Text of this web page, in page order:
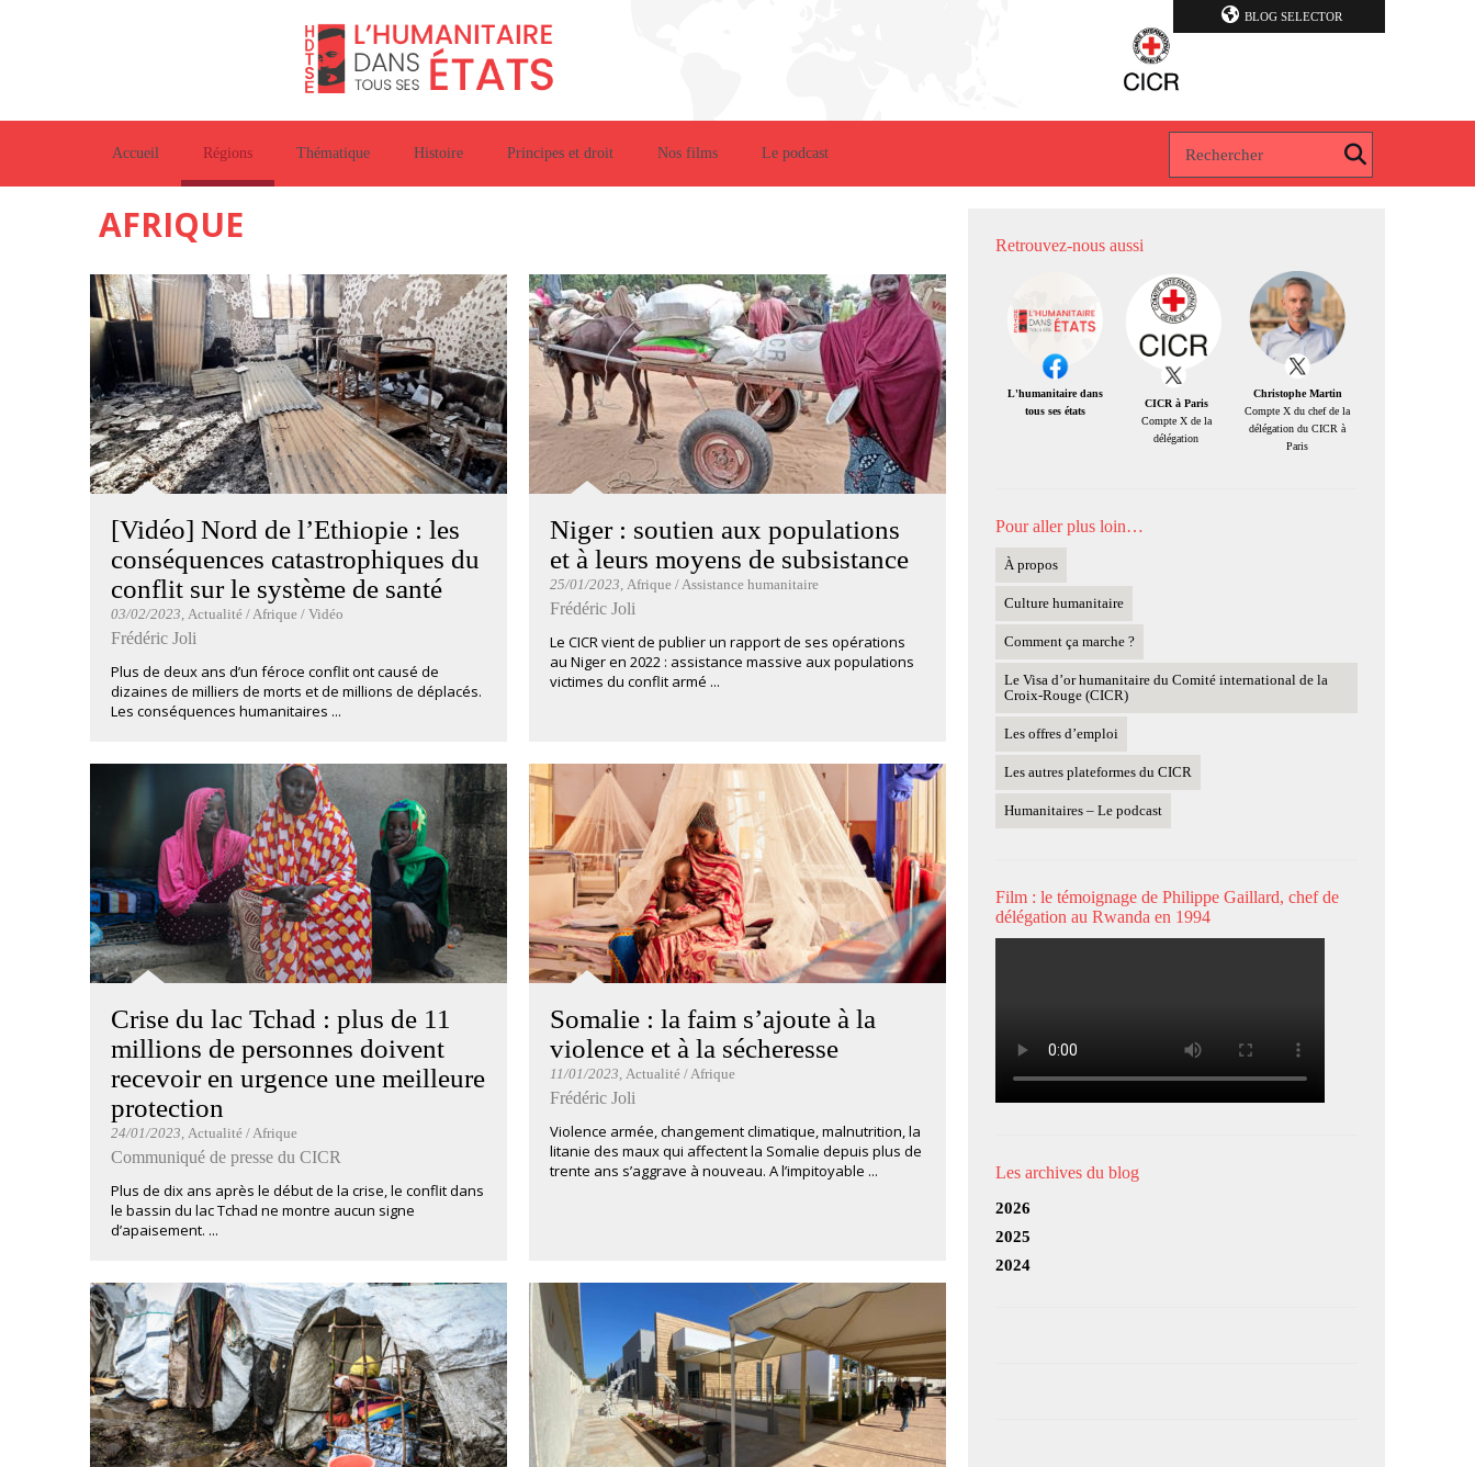
BLOG SELECTOR
Accueil Régions Thématique Histoire Principes et droit Nos films Le podcast
AFRIQUE
[Vidéo] Nord de l’Ethiopie : les
conséquences catastrophiques du
conflit sur le système de santé
03/02/2023, Actualité / Afrique / Vidéo
Frédéric Joli
Plus de deux ans d’un féroce conflit ont causé de
dizaines de milliers de morts et de millions de déplacés.
Les conséquences humanitaires ...
Niger : soutien aux populations
et à leurs moyens de subsistance
25/01/2023, Afrique / Assistance humanitaire
Frédéric Joli
Le CICR vient de publier un rapport de ses opérations
au Niger en 2022 : assistance massive aux populations
victimes du conflit armé ...
Crise du lac Tchad : plus de 11
millions de personnes doivent
recevoir en urgence une meilleure
protection
24/01/2023, Actualité / Afrique
Communiqué de presse du CICR
Plus de dix ans après le début de la crise, le conflit dans
le bassin du lac Tchad ne montre aucun signe
d’apaisement. ...
Somalie : la faim s’ajoute à la
violence et à la sécheresse
11/01/2023, Actualité / Afrique
Frédéric Joli
Violence armée, changement climatique, malnutrition, la
litanie des maux qui affectent la Somalie depuis plus de
trente ans s’aggrave à nouveau. A l’impitoyable ...
Retrouvez-nous aussi
L'humanitaire dans
tous ses états
CICR à Paris
Compte X de la
délégation
Christophe Martin
Compte X du chef de la
délégation du CICR à
Paris
Pour aller plus loin…
À propos
Culture humanitaire
Comment ça marche ?
Le Visa d’or humanitaire du Comité international de la
Croix-Rouge (CICR)
Les offres d’emploi
Les autres plateformes du CICR
Humanitaires – Le podcast
Film : le témoignage de Philippe Gaillard, chef de
délégation au Rwanda en 1994
Les archives du blog
2026
2025
2024